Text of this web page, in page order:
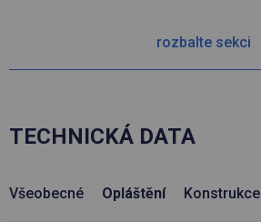
rozbalte sekci
TECHNICKÁ DATA
Všeobecné Opláštění Konstrukce